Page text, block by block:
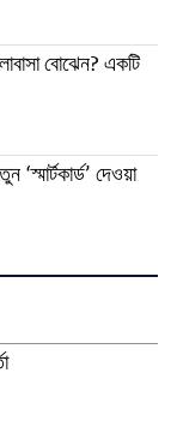
বোঝেন? একটি
‘স্মার্টকার্ড’ দেওয়া